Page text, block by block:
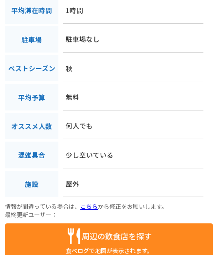
平均滞在時間 1時間
駐車場 駐車場なし
ベストシーズン 秋
平均予算 無料
オススメ人数 何人でも
混雑具合 少し空いている
施設 屋外
情報が間違っている場合は、 こちらから修正をお願いします。
最終更新ユーザー：
周辺の飲食店を探す
食べログで地図が表示されます。